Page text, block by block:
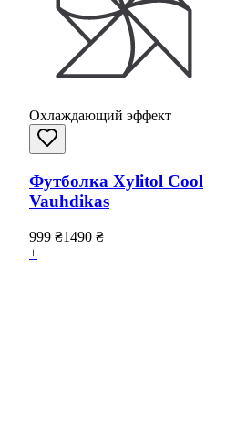
Охлаждающий эффект
Футболка Xylitol Cool
Vauhdikas
999 ₴1490 ₴
+